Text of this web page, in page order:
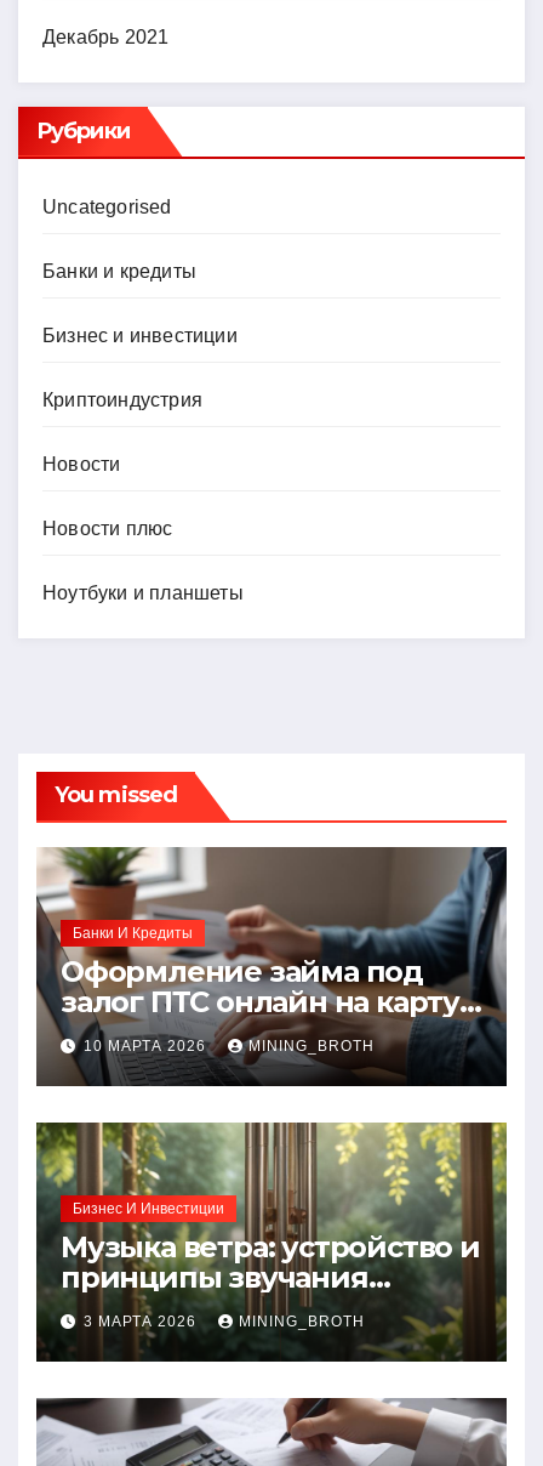
Декабрь 2021
Рубрики
Uncategorised
Банки и кредиты
Бизнес и инвестиции
Криптоиндустрия
Новости
Новости плюс
Ноутбуки и планшеты
You missed
Банки И Кредиты
Оформление займа под
залог ПТС онлайн на карту
без визита в офис: порядок,
требования и документы
10 МАРТА 2026 MINING_BROTH
Бизнес И Инвестиции
Музыка ветра: устройство и
принципы звучания
колокольчиков
3 МАРТА 2026 MINING_BROTH